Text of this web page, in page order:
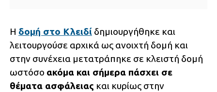
Η δομή στο Κλειδί δημιουργήθηκε και
λειτουργούσε αρχικά ως ανοιχτή δομή και
στην συνέχεια μετατράπηκε σε κλειστή δομή
ωστόσο ακόμα και σήμερα πάσχει σε
θέματα ασφάλειας και κυρίως στην